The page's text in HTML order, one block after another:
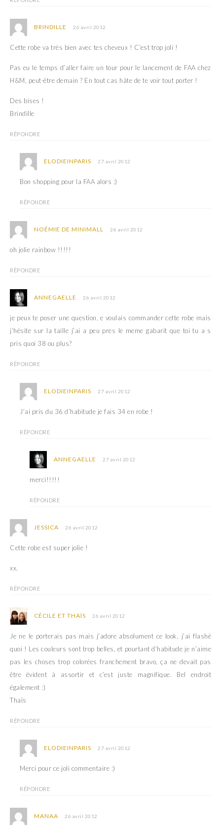
BRINDILLE 26 avril 2012
Cette robe va très bien avec tes cheveux ! C’est trop joli !
Pas eu le temps d’aller faire un tour pour le lancement de FAA chez
H&M, peut-être demain ? En tout cas hâte de te voir tout porter !
Des bises !
Brindille
RÉPONDRE
ELODIEINPARIS 27 avril 2012
Bon shopping pour la FAA alors :)
RÉPONDRE
NOÉMIE DE MINIMALL 26 avril 2012
oh jolie rainbow !!!!!
RÉPONDRE
ANNEGAELLE 26 avril 2012
je peux te poser une question, e voulais commander cette robe mais
j’hésite sur la taille j’ai a peu pres le meme gabarit que toi tu a s
pris quoi 38 ou plus?
RÉPONDRE
ELODIEINPARIS 27 avril 2012
J’ai pris du 36 d’habitude je fais 34 en robe !
RÉPONDRE
ANNEGAELLE 27 avril 2012
merci!!!!!
RÉPONDRE
JESSICA 26 avril 2012
Cette robe est super jolie !
xx.
RÉPONDRE
CÉCILE ET THAÏS 26 avril 2012
Je ne le porterais pas mais j’adore absolument ce look, j’ai flashé
quoi ! Les couleurs sont trop belles, et pourtant d’habitude je n’aime
pas les choses trop colorées franchement bravo, ça ne devait pas
être évident à assortir et c’est juste magnifique. Bel endroit
également :)
Thaïs
RÉPONDRE
ELODIEINPARIS 27 avril 2012
Merci pour ce joli commentaire :)
RÉPONDRE
MANAA 26 avril 2012